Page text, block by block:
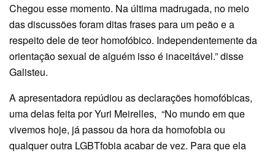
Chegou esse momento. Na última madrugada, no meio
das discussões foram ditas frases para um peão e a
respeito dele de teor homofóbico. Independentemente da
orientação sexual de alguém isso é inaceitável.” disse
Galisteu.
A apresentadora repúdiou as declarações homofóbicas,
uma delas feita por Yuri Meirelles, “No mundo em que
vivemos hoje, já passou da hora da homofobia ou
qualquer outra LGBTfobia acabar de vez. Para que ela